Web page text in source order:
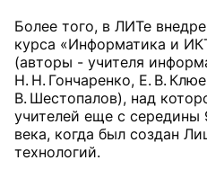
Более того, в ЛИТе
курса «Информатика и
(авторы - учителя
Н. Н. Гончаренко, Е. В.
В. Шестопалов), над
учителей еще с середины
века, когда был создан
технологий.